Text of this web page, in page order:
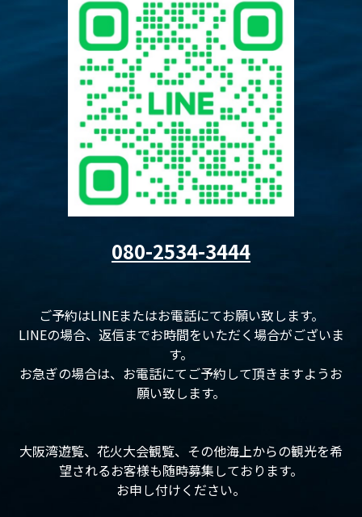
080-2534-3444
ご予約はLINEまたはお電話にてお願い致します。
LINEの場合、返信までお時間をいただく場合がございま
す。
お急ぎの場合は、お電話にてご予約して頂きますようお
願い致します。
大阪湾遊覧、花火大会観覧、その他海上からの観光を希
望されるお客様も随時募集しております。
お申し付けください。